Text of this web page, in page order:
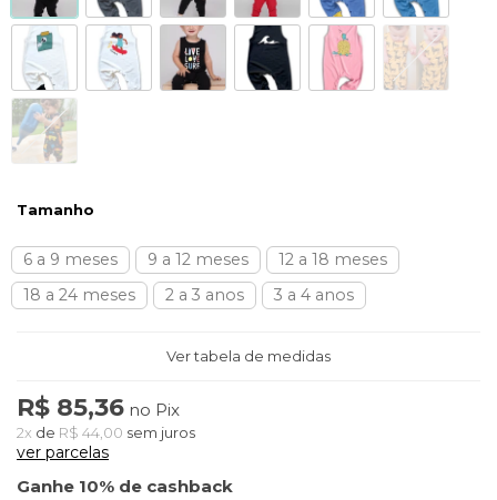
Tamanho
6 a 9 meses 9 a 12 meses
12 a 18 meses
18 a 24 meses
2 a 3 anos 3 a 4 anos
Ver tabela de medidas
R$ 85,36 no Pix
2x de R$ 44,00 sem juros
ver parcelas
Ganhe 10% de cashback